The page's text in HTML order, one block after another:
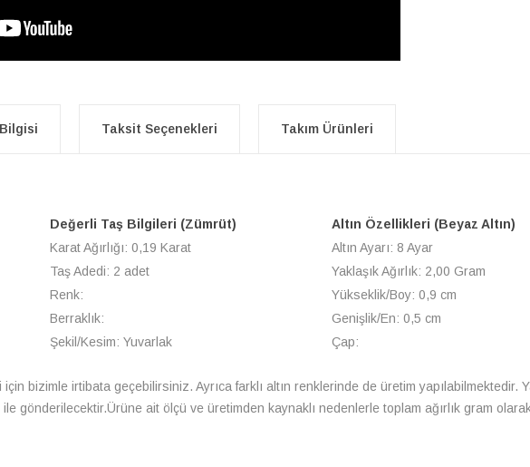
Taksit Seçenekleri Takım Ürünleri
Değerli Taş Bilgileri (Zümrüt)
Karat Ağırlığı: 0,19 Karat
Taş Adedi: 2 adet
Renk:
Berraklık:
Şekil/Kesim: Yuvarlak
Altın Özellikleri (Beyaz Altın)
Altın Ayarı: 8 Ayar
Yaklaşık Ağırlık: 2,00 Gram
Yükseklik/Boy: 0,9 cm
Genişlik/En: 0,5 cm
Çap:
bizimle irtibata geçebilirsiniz. Ayrıca farklı altın renklerinde de üretim yapılabilmektedir.
gönderilecektir.Ürüne ait ölçü ve üretimden kaynaklı nedenlerle toplam ağırlık gram